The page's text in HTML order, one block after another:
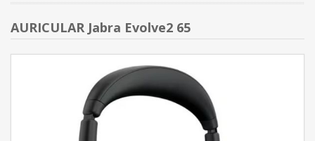
AURICULAR Jabra Evolve2 65